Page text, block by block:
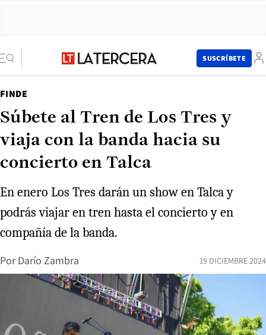
SUSCRÍBETE
FINDE
Súbete al Tren de Los Tres y
viaja con la banda hacia su
concierto en Talca
En enero Los Tres darán un show en Talca y
podrás viajar en tren hasta el concierto y en
compañía de la banda.
Por Darío Zambra 19 DICIEMBRE 2024